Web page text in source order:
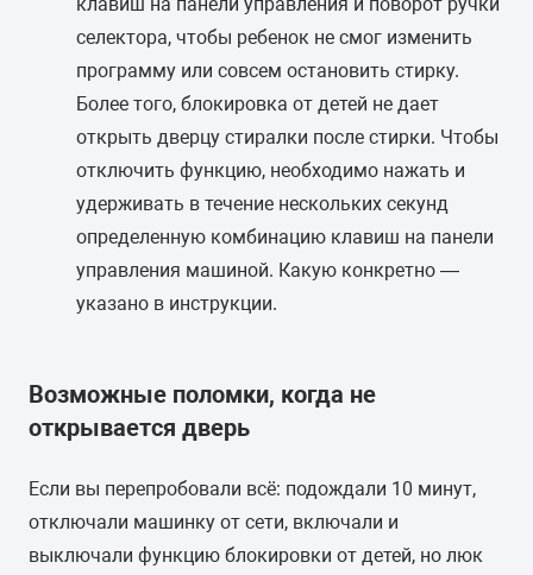
селектора, чтобы ребенок не смог изменить
программу или совсем остановить стирку.
Более того, блокировка от детей не дает
открыть дверцу стиралки после стирки. Чтобы
отключить функцию, необходимо нажать и
удерживать в течение нескольких секунд
определенную комбинацию клавиш на панели
управления машиной. Какую конкретно —
указано в инструкции.
Возможные поломки, когда не
открывается дверь
Если вы перепробовали всё: подождали 10 минут,
отключали машинку от сети, включали и
выключали функцию блокировки от детей, но люк